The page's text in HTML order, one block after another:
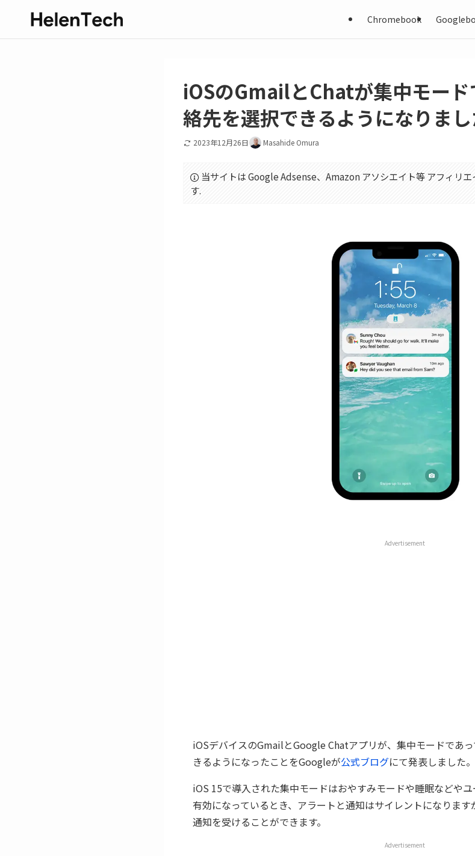
Chromebook
iOSのGmailとChatが集中モー
絡先を選択できるようになりま
2023年12月26日 Masahide Omura
当サイトは Google Adsense、Amazon アソシエイト等 アフィリ
す.
Advertisement
iOSデバイスのGmailとGoogle Chatアプリが、集中モードであ
きるようになったことをGoogleが公式ブログにて発表しました。
iOS 15で導入された集中モードはおやすみモードや睡眠などや
有効になっているとき、アラートと通知はサイレントになりま
通知を受けることができます。
Advertisement